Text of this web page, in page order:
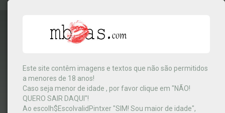
Este site contêm imagens e textos que não são permitidos
a menores de 18 anos!
Caso seja menor de idade , por favor clique em "NÃO!
QUERO SAIR DAQUI"!
Ao escolh$EscolvalidPintxer "SIM! Sou maior de idade",
India